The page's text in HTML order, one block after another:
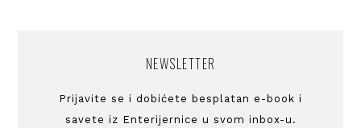
NEWSLETTER
Prijavite se i dobićete besplatan e-book i
savete iz Enterijernice u svom inbox-u.